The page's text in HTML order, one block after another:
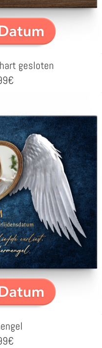
gesloten
€
€